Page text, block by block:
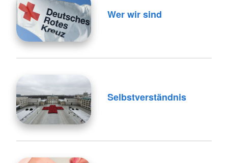
Wer wir sind
Selbstverständnis